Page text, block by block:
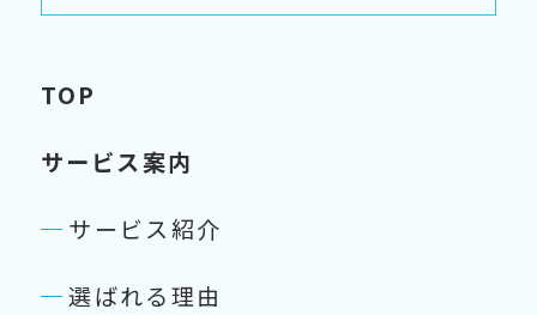
TOP
サービス案内
サービス紹介
選ばれる理由